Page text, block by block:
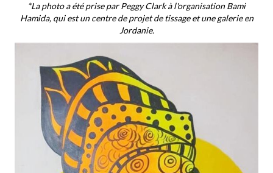
*La photo a été prise par Peggy Clark à l'organisation Bami
Hamida, qui est un centre de projet de tissage et une galerie en
Jordanie.